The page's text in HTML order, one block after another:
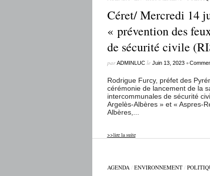
Céret/ Mercredi 14
« prévention des
de sécurité civile
parADMINLUCle Juin 13, 2023 •
Rodrigue Furcy, préfet des
cérémonie de lancement de la
intercommunales de sécurité
Argelès-Albères » et « Aspres-
Albères,...
>>lire la suite
AGENDA/ ENVIRONNEMENT/